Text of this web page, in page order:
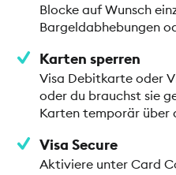
Blocke auf Wunsch
Bargeldabhebungen
Karten sperren
Visa Debitkarte oder
oder du brauchst sie
Karten temporär über
Visa Secure
Aktiviere unter Card